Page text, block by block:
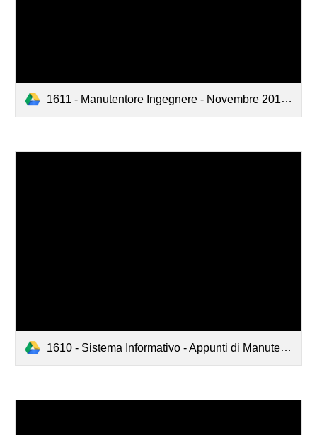
1611 - Manutentore Ingegnere - Novembre 2016.pdf
1610 - Sistema Informativo - Appunti di Manutenzione Ottobre 2016.pdf